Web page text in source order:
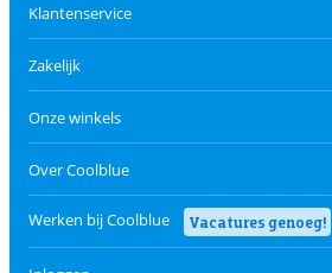
Klantenservice
Zakelijk
Onze winkels
Over Coolblue
Werken bij Coolblue Vacatures genoeg!